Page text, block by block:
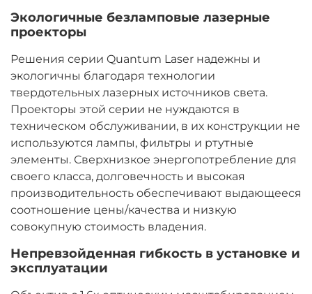
Экологичные безламповые лазерные
проекторы
Решения серии Quantum Laser надежны и
экологичны благодаря технологии
твердотельных лазерных источников света.
Проекторы этой серии не нуждаются в
техническом обслуживании, в их конструкции не
используются лампы, фильтры и ртутные
элементы. Сверхнизкое энергопотребление для
своего класса, долговечность и высокая
производительность обеспечивают выдающееся
соотношение цены/качества и низкую
совокупную стоимость владения.
Непревзойденная гибкость в установке и
эксплуатации